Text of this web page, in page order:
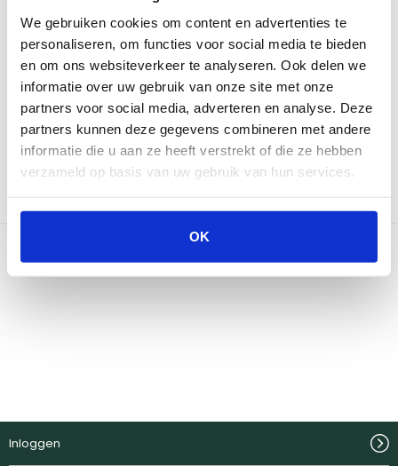
We gebruiken cookies om content en advertenties te
personaliseren, om functies voor social media te bieden
en om ons websiteverkeer te analyseren. Ook delen we
informatie over uw gebruik van onze site met onze
partners voor social media, adverteren en analyse. Deze
partners kunnen deze gegevens combineren met andere
informatie die u aan ze heeft verstrekt of die ze hebben
verzameld op basis van uw gebruik van hun services.
OK
Niet gevonden wat je zocht?
Onze specialisten helpen je graag.
Neem contact op
Bekijk onze winkels
Inloggen